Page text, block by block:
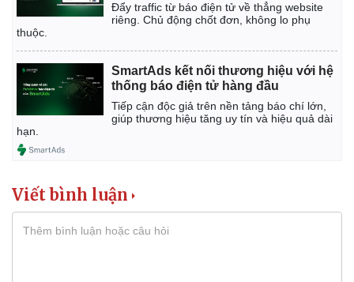
Đẩy traffic từ báo điện tử về thẳng website
riêng. Chủ động chốt đơn, không lo phụ
thuộc.
SmartAds kết nối thương hiệu với hệ
thống báo điện tử hàng đầu
Tiếp cận độc giả trên nền tảng báo chí lớn,
giúp thương hiệu tăng uy tín và hiệu quả dài
hạn.
Viết bình luận